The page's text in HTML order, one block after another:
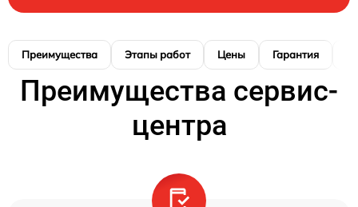
Преимущества Этапы работ Цены Гарантия
Преимущества сервис-
центра